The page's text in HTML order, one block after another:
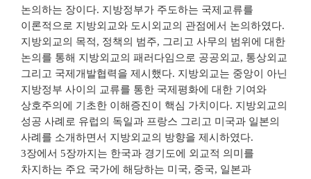
논의하는 장이다. 지방정부가 주도하는 국제교류를
이론적으로 지방외교와 도시외교의 관점에서 논의하였다.
지방외교의 목적, 정책의 범주, 그리고 사무의 범위에 대한
논의를 통해 지방외교의 패러다임으로 공공외교, 통상외교
그리고 국제개발협력을 제시했다. 지방외교는 중앙이 아닌
지방정부 사이의 교류를 통한 국제평화에 대한 기여와
상호주의에 기초한 이해증진이 핵심 가치이다. 지방외교의
성공 사례로 유럽의 독일과 프랑스 그리고 미국과 일본의
사례를 소개하면서 지방외교의 방향을 제시하였다.
3장에서 5장까지는 한국과 경기도에 외교적 의미를
차지하는 주요 국가에 해당하는 미국, 중국, 일본과